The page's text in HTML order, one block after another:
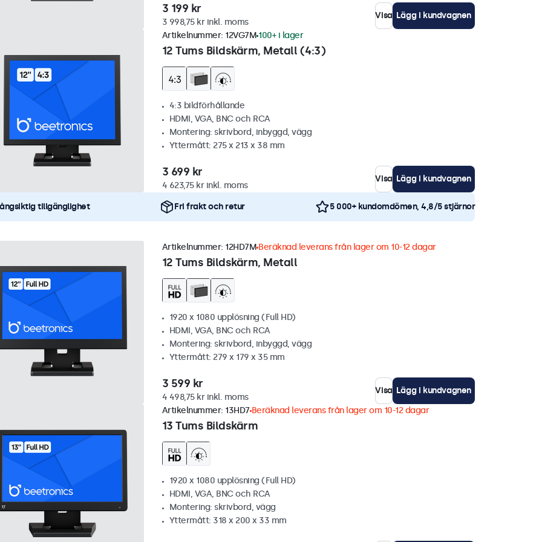
3 199 kr
3 998,75 kr inkl. moms
Visa Lägg i kundvagnen
12 Tums Bildskärm, Metall (4:3)
Artikelnummer: 12VG7M 100+ i lager
4:3 bildförhållande
HDMI, VGA, BNC och RCA
Montering: skrivbord, inbyggd, vägg
Yttermått: 275 x 213 x 38 mm
3 699 kr
4 623,75 kr inkl. moms
Visa Lägg i kundvagnen
tillgänglighet Fri frakt och retur 5 000+ kundomdömen, 4,8/5 stjärnor
12 Tums Bildskärm, Metall
Artikelnummer: 12HD7M Beräknad leverans från lager om 10-12 dagar
1920 x 1080 upplösning (Full HD)
HDMI, VGA, BNC och RCA
Montering: skrivbord, inbyggd, vägg
Yttermått: 279 x 179 x 35 mm
3 599 kr
4 498,75 kr inkl. moms
Visa Lägg i kundvagnen
13 Tums Bildskärm
Artikelnummer: 13HD7 Beräknad leverans från lager om 10-12 dagar
1920 x 1080 upplösning (Full HD)
HDMI, VGA, BNC och RCA
Montering: skrivbord, vägg
Yttermått: 318 x 200 x 33 mm